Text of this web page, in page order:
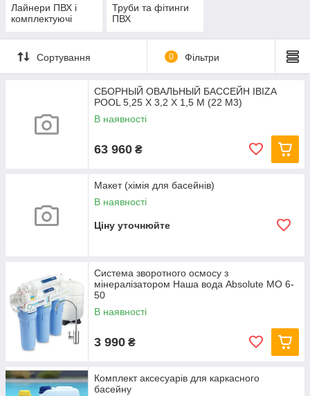
Лайнери ПВХ і
комплектуючі
Труби та фітинги
ПВХ
Сортування 0 Фільтри
СБОРНЫЙ ОВАЛЬНЫЙ БАССЕЙН IBIZA
POOL 5,25 Х 3,2 Х 1,5 М (22 М3)
В наявності
63 960 ₴
Макет (хімія для басейнів)
В наявності
Ціну уточнюйте
Система зворотного осмосу з
мінералізатором Наша вода Absolute МО 6-
50
В наявності
3 990 ₴
Комплект аксесуарів для каркасного
басейну